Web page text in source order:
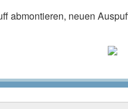
abmontieren, neuen